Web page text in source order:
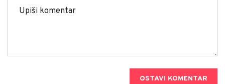
OSTAVI KOMENTAR